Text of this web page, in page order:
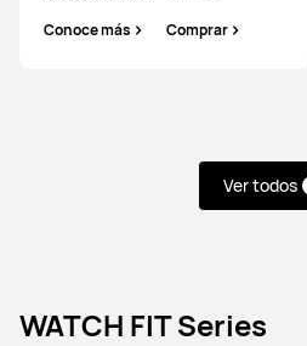
Conoce más Comprar
Ver todos
WATCH FIT Series